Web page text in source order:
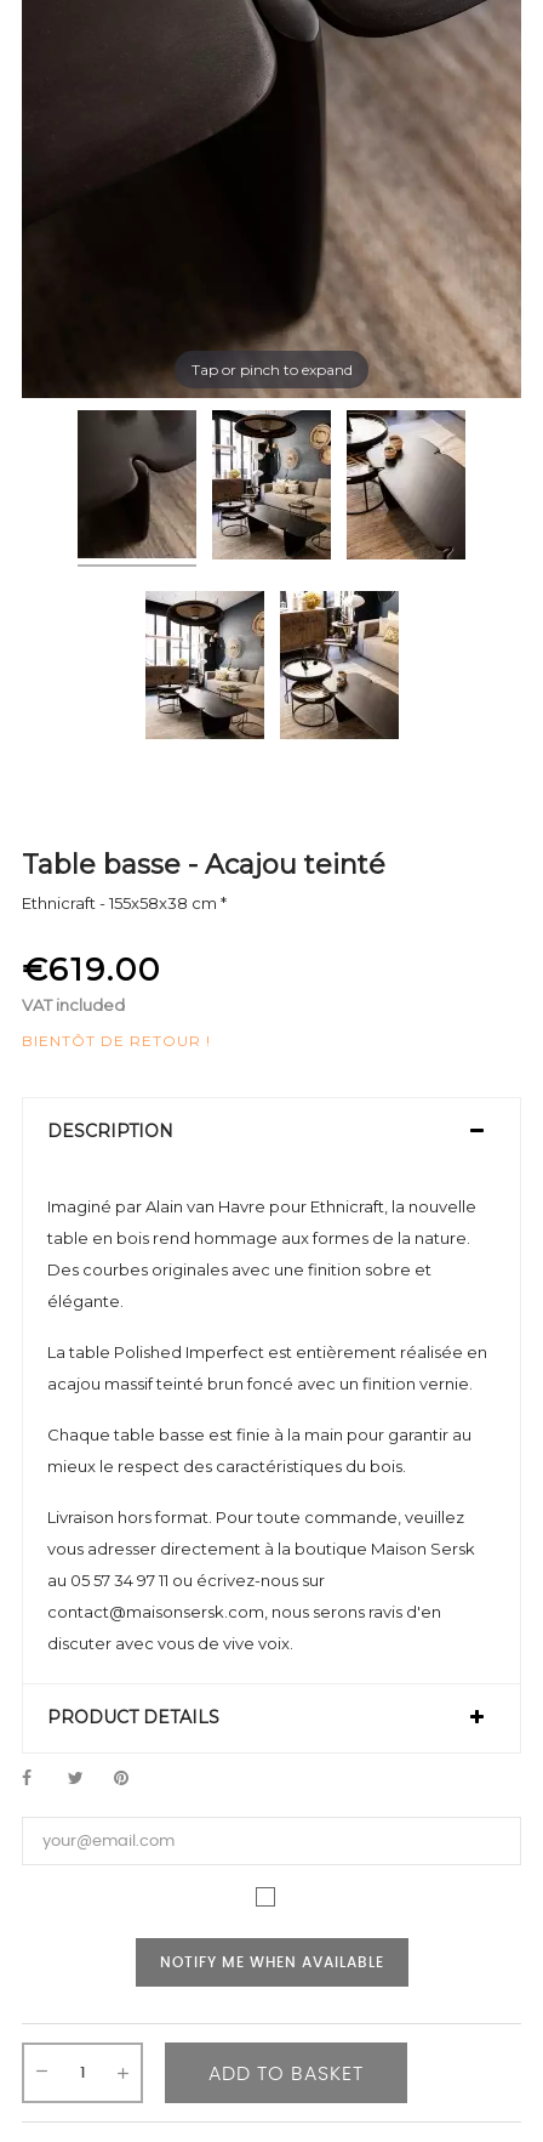
Tap or pinch to expand
Table basse - Acajou teinté
Ethnicraft - 155x58x38 cm *
€619.00
VAT included
BIENTÔT DE RETOUR !
DESCRIPTION
Imaginé par Alain van Havre pour Ethnicraft, la nouvelle
table en bois rend hommage aux formes de la nature.
Des courbes originales avec une finition sobre et
élégante.
La table Polished Imperfect est entièrement réalisée en
acajou massif teinté brun foncé avec un finition vernie.
Chaque table basse est finie à la main pour garantir au
mieux le respect des caractéristiques du bois.
Livraison hors format. Pour toute commande, veuillez
vous adresser directement à la boutique Maison Sersk
au 05 57 34 97 11 ou écrivez-nous sur
contact@maisonsersk.com, nous serons ravis d'en
discuter avec vous de vive voix.
PRODUCT DETAILS
NOTIFY ME WHEN AVAILABLE
ADD TO BASKET